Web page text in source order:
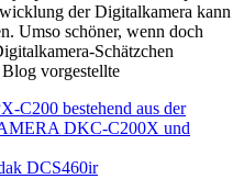
der Digitalkamera kann
Umso schöner, wenn doch
Schätzchen
vorgestellte
C200 bestehend aus der
DKC-C200X und
DCS460ir